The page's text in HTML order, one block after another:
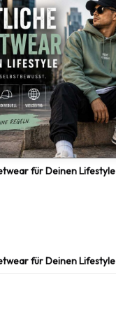
für Deinen Lifestyle
für Deinen Lifestyle